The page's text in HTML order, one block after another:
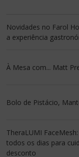
Novidades no Farol
a experiência
À Mesa com... Matt
Bolo de Pistácio,
TheraLUMI
todos os dias para
desconto